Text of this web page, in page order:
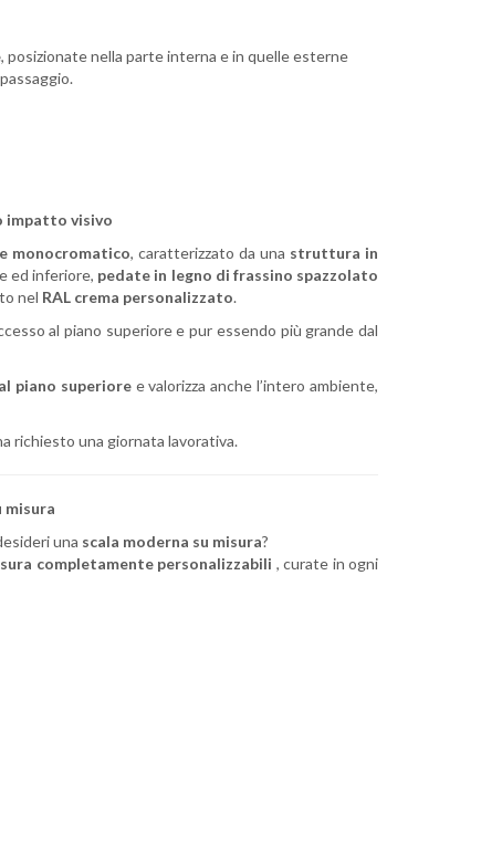
, posizionate nella parte interna e in quelle esterne
impatto visivo
monocromatico, caratterizzato da una struttura in
ed inferiore, pedate in legno di frassino spazzolato
nel RAL crema personalizzato.
al piano superiore e pur essendo più grande dal
piano superioree valorizza anche l’intero ambiente,
richiesto una giornata lavorativa.
misura
una scala moderna su misura?
completamente personalizzabili , curate in ogni